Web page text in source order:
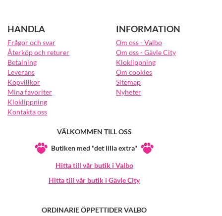
HANDLA
Frågor och svar
Återköp och returer
Betalning
Leverans
Köpvillkor
Mina favoriter
Kloklippning
Kontakta oss
INFORMATION
Om oss - Valbo
Om oss - Gävle City
Kloklippning
Om cookies
Sitemap
Nyheter
VÄLKOMMEN TILL OSS
Butiken med "det lilla extra"
Hitta till vår butik i Valbo
Hitta till vår butik i Gävle City
ORDINARIE ÖPPETTIDER VALBO